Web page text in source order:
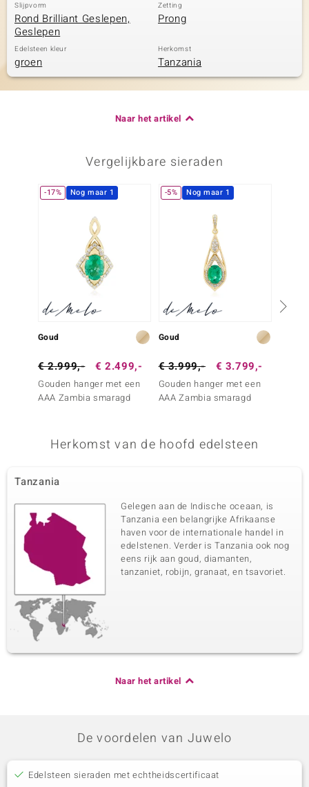
Slijpvorm
Rond Brilliant Geslepen,
Geslepen
Zetting
Prong
Edelsteen kleur
groen
Herkomst
Tanzania
Naar het artikel
Vergelijkbare sieraden
-17% Nog maar 1
Goud
€ 2.999,- € 2.499,-
Gouden hanger met een
AAA Zambia smaragd
-5% Nog maar 1
Goud
€ 3.999,- € 3.799,-
Gouden hanger met een
AAA Zambia smaragd
Herkomst van de hoofd edelsteen
Tanzania
Gelegen aan de Indische oceaan, is
Tanzania een belangrijke Afrikaanse
haven voor de internationale handel in
edelstenen. Verder is Tanzania ook nog
eens rijk aan goud, diamanten,
tanzaniet, robijn, granaat, en tsavoriet.
Naar het artikel
De voordelen van Juwelo
Edelsteen sieraden met echtheidscertificaat